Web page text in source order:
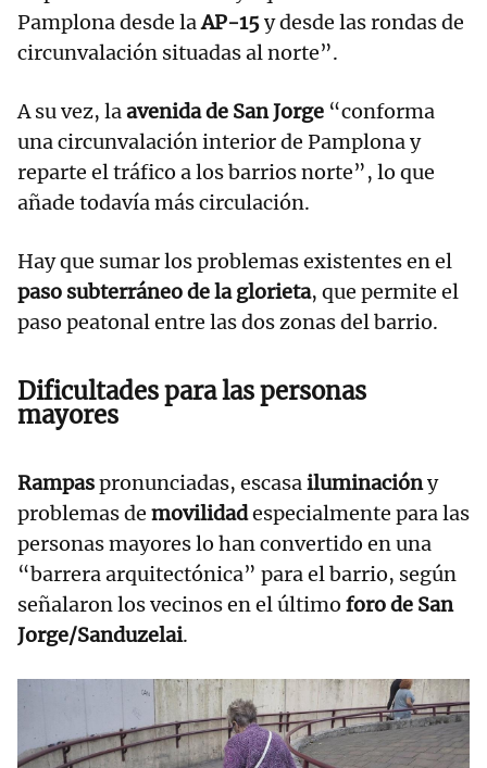
Pamplona desde laAP-15y desde las rondas de
circunvalación situadas al norte”.
A su vez, laavenida de San Jorge “conforma
una circunvalación interior de Pamplona y
reparte el tráfico a los barrios norte”, lo que
añade todavía más circulación.
Hay que sumar los problemas existentes en el
paso subterráneo de la glorieta, que permite el
paso peatonal entre las dos zonas del barrio.
Dificultades para las personas
mayores
Rampaspronunciadas, escasailuminacióny
problemas de movilidadespecialmente para las
personas mayores lo han convertido en una
“barrera arquitectónica” para el barrio, según
señalaron los vecinos en el último foro de San
Jorge/Sanduzelai.